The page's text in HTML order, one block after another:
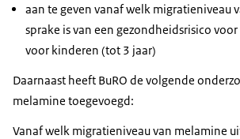
aan te geven vanaf welk migratieniveau
sprake is van een gezondheidsrisico
voor kinderen (tot 3 jaar)
Daarnaast heeft BuRO de volgende
melamine toegevoegd:
Vanaf welk migratieniveau van melamine